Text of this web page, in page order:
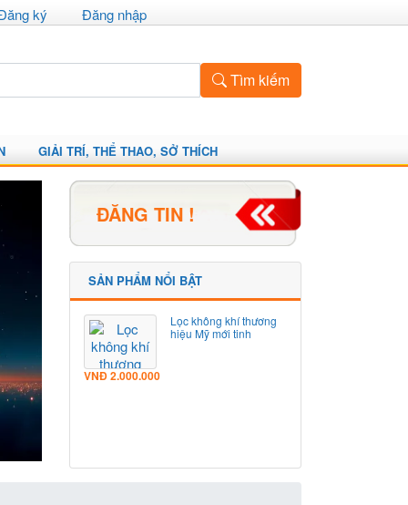
ký Đăng nhập
Tìm kiếm
GIẢI TRÍ, THỂ THAO, SỞ THÍCH
ĐĂNG TIN !
SẢN PHẨM NỔI BẬT
Lọc không khí thương
hiệu Mỹ mới tinh
VNĐ2.000.000